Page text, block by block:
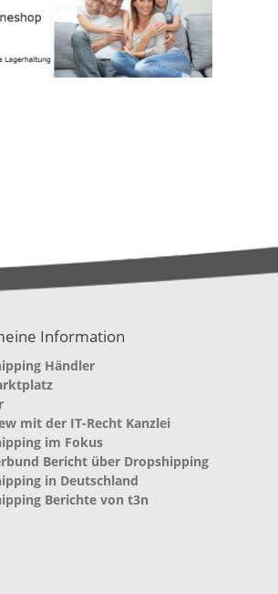
Information
Händler
mit der IT-Recht Kanzlei
im Fokus
Bericht über Dropshipping
in Deutschland
Berichte von t3n